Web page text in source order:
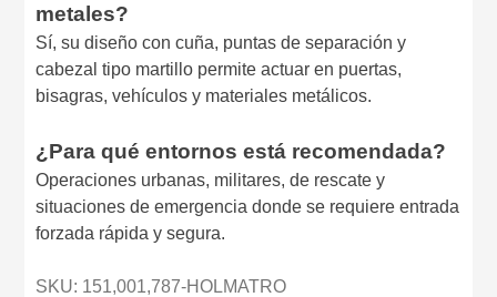
metales?
Sí, su diseño con cuña, puntas de separación y
cabezal tipo martillo permite actuar en puertas,
bisagras, vehículos y materiales metálicos.
¿Para qué entornos está recomendada?
Operaciones urbanas, militares, de rescate y
situaciones de emergencia donde se requiere entrada
forzada rápida y segura.
SKU: 151,001,787-HOLMATRO